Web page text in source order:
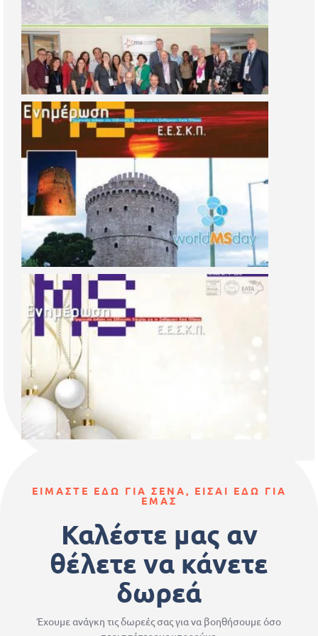
ΕΙΜΑΣΤΕ ΕΔΩ ΓΙΑ ΣΕΝΑ, ΕΙΣΑΙ ΕΔΩ ΓΙΑ
ΕΜΑΣ
Καλέστε μας αν
θέλετε να κάνετε
δωρεά
Έχουμε ανάγκη τις δωρεές σας για να βοηθήσουμε όσο